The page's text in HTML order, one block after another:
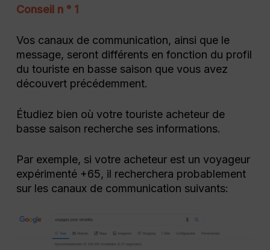
Conseil n ° 1
Vos canaux de communication, ainsi que le
message, seront différents en fonction du profil
du touriste en basse saison que vous avez
découvert précédemment.
Étudiez bien où votre touriste acheteur de
basse saison recherche ses informations.
Par exemple, si votre acheteur est un voyageur
expérimenté +65, il recherchera probablement
sur les canaux de communication suivants: